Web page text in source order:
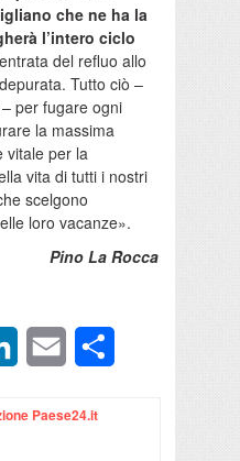
che ne ha la
l’intero ciclo
del refluo allo
Tutto ciò –
per fugare ogni
la massima
vitale per la
vita di tutti i nostri
scelgono
loro vacanze».
Pino La Rocca
LinkedInEmail
Paese24.it